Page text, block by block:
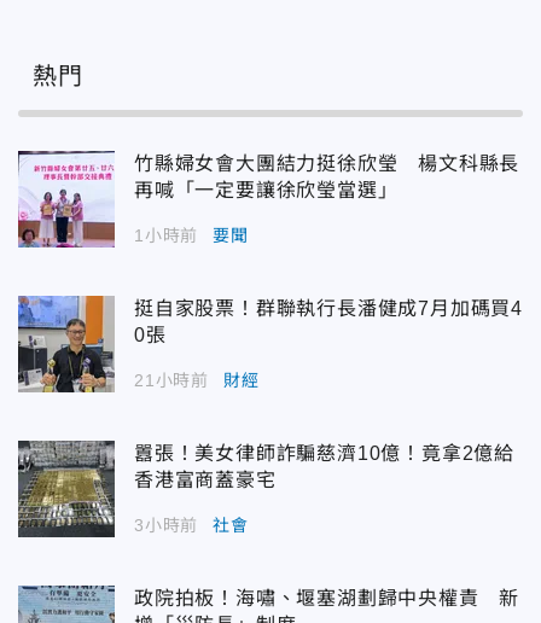
熱門
竹縣婦女會大團結力挺徐欣瑩 楊文科縣長
再喊「一定要讓徐欣瑩當選」
1小時前 要聞
挺自家股票！群聯執行長潘健成7月加碼買4
0張
21小時前 財經
囂張！美女律師詐騙慈濟10億！竟拿2億給
香港富商蓋豪宅
3小時前 社會
政院拍板！海嘯、堰塞湖劃歸中央權責 新